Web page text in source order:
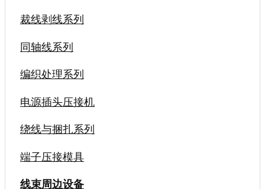
裁线剥线系列
同轴线系列
编织处理系列
电源插头压接机
绕线与捆扎系列
端子压接模具
线束周边设备